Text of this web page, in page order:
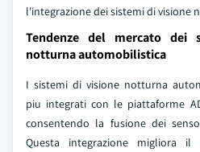
l'integrazione dei sistemi di visione
Tendenze del mercato dei
notturna automobilistica
I sistemi di visione notturna
piu integrati con le piattaforme
consentendo la fusione dei
Questa integrazione migliora il